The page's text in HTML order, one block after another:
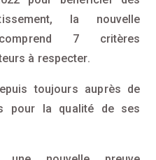
la nouvelle
7 critères
à respecter.
toujours auprès de
pour la qualité de ses